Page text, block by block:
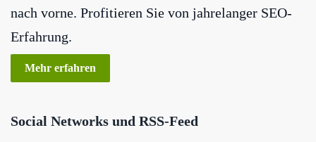
nach vorne. Profitieren Sie von jahrelanger SEO-
Erfahrung.
Mehr erfahren
Social Networks und RSS-Feed